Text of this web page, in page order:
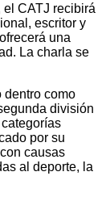
el CATJ recibirá
escritor y
una
La charla se
dentro como
división
por su
causas
al deporte, la